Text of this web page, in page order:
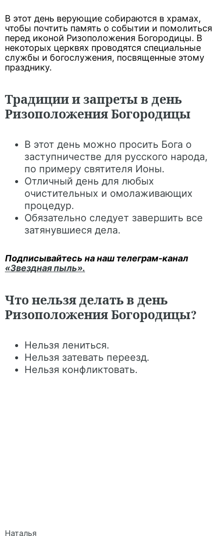
В этот день верующие собираются в храмах,
чтобы почтить память о событии и помолиться
перед иконой Ризоположения Богородицы. В
некоторых церквях проводятся специальные
службы и богослужения, посвященные этому
празднику.
Традиции и запреты в день
Ризоположения Богородицы
В этот день можно просить Бога о
заступничестве для русского народа,
по примеру святителя Ионы.
Отличный день для любых
очистительных и омолаживающих
процедур.
Обязательно следует завершить все
затянувшиеся дела.
Подписывайтесь на наш телеграм-канал
«Звездная пыль».
Что нельзя делать в день
Ризоположения Богородицы?
Нельзя лениться.
Нельзя затевать переезд.
Нельзя конфликтовать.
Наталья